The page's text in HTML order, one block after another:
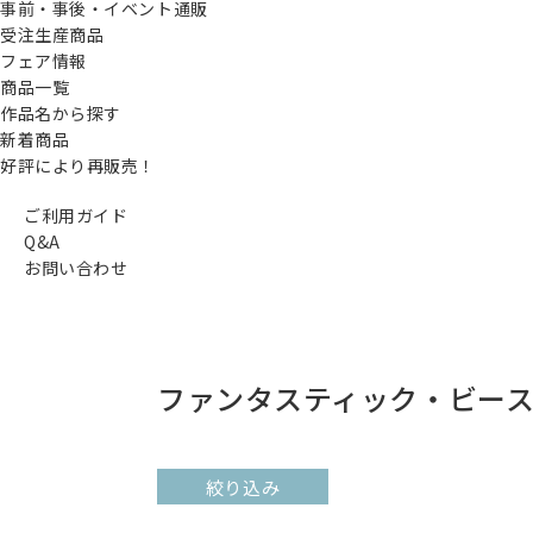
事前・事後・イベント通販
受注生産商品
フェア情報
商品一覧
作品名から探す
新着商品
好評により再販売！
ご利用ガイド
Q&A
お問い合わせ
ファンタスティック・ビー
絞り込み